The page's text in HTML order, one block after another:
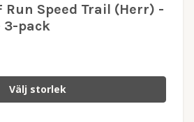
Run Speed Trail (Herr) -
3-pack
Välj storlek